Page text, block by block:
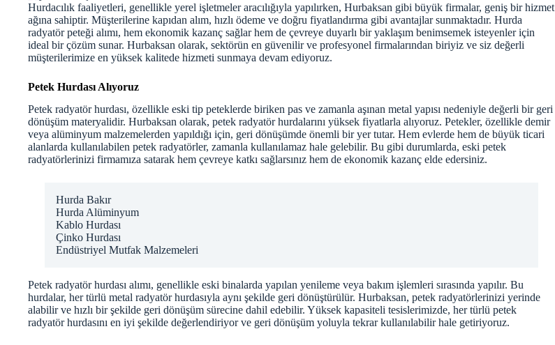
Hurdacılık faaliyetleri, genellikle yerel işletmeler aracılığıyla yapılırken, Hurbaksan gibi büyük firmalar, geniş bir hizmet
ağına sahiptir. Müşterilerine kapıdan alım, hızlı ödeme ve doğru fiyatlandırma gibi avantajlar sunmaktadır. Hurda
radyatör peteği alımı, hem ekonomik kazanç sağlar hem de çevreye duyarlı bir yaklaşım benimsemek isteyenler için
ideal bir çözüm sunar. Hurbaksan olarak, sektörün en güvenilir ve profesyonel firmalarından biriyiz ve siz değerli
müşterilerimize en yüksek kalitede hizmeti sunmaya devam ediyoruz.
Petek Hurdası Alıyoruz
Petek radyatör hurdası, özellikle eski tip peteklerde biriken pas ve zamanla aşınan metal yapısı nedeniyle değerli bir geri
dönüşüm materyalidir. Hurbaksan olarak, petek radyatör hurdalarını yüksek fiyatlarla alıyoruz. Petekler, özellikle demir
veya alüminyum malzemelerden yapıldığı için, geri dönüşümde önemli bir yer tutar. Hem evlerde hem de büyük ticari
alanlarda kullanılabilen petek radyatörler, zamanla kullanılamaz hale gelebilir. Bu gibi durumlarda, eski petek
radyatörlerinizi firmamıza satarak hem çevreye katkı sağlarsınız hem de ekonomik kazanç elde edersiniz.
Hurda Bakır
Hurda Alüminyum
Kablo Hurdası
Çinko Hurdası
Endüstriyel Mutfak Malzemeleri
Petek radyatör hurdası alımı, genellikle eski binalarda yapılan yenileme veya bakım işlemleri sırasında yapılır. Bu
hurdalar, her türlü metal radyatör hurdasıyla aynı şekilde geri dönüştürülür. Hurbaksan, petek radyatörlerinizi yerinde
alabilir ve hızlı bir şekilde geri dönüşüm sürecine dahil edebilir. Yüksek kapasiteli tesislerimizde, her türlü petek
radyatör hurdasını en iyi şekilde değerlendiriyor ve geri dönüşüm yoluyla tekrar kullanılabilir hale getiriyoruz.